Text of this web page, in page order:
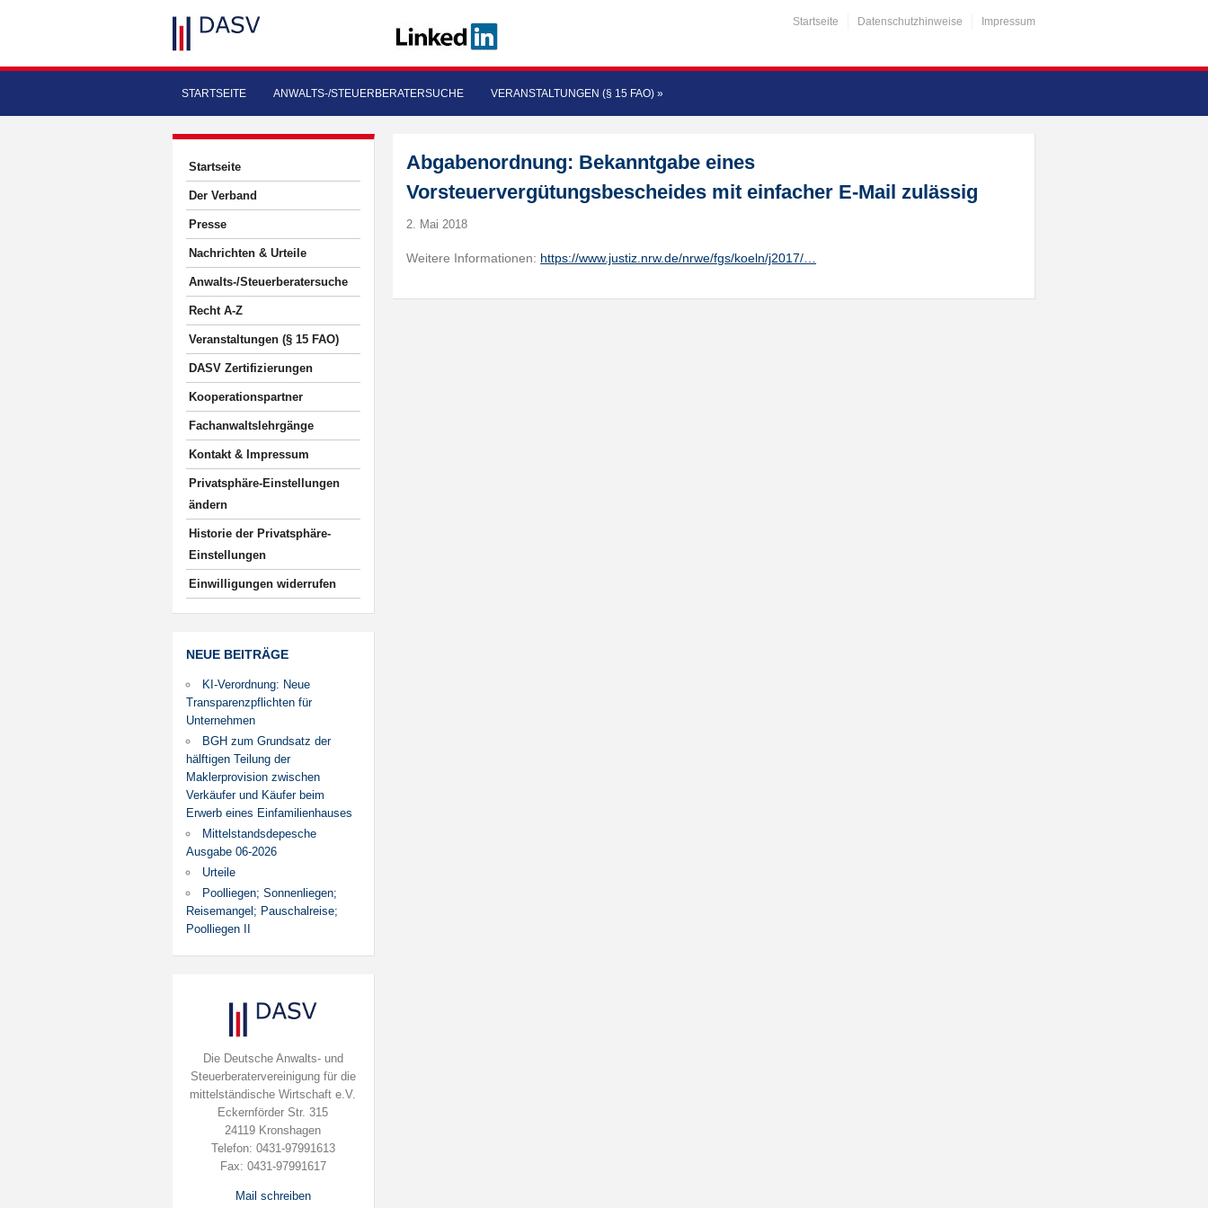
Startseite Datenschutzhinweise Impressum
STARTSEITE ANWALTS-/STEUERBERATERSUCHE VERANSTALTUNGEN (§ 15 FAO) »
Startseite
Der Verband
Presse
Nachrichten & Urteile
Anwalts-/Steuerberatersuche
Recht A-Z
Veranstaltungen (§ 15 FAO)
DASV Zertifizierungen
Kooperationspartner
Fachanwaltslehrgänge
Kontakt & Impressum
Privatsphäre-Einstellungen
ändern
Historie der Privatsphäre-
Einstellungen
Einwilligungen widerrufen
NEUE BEITRÄGE
KI-Verordnung: Neue
Transparenzpflichten für
Unternehmen
BGH zum Grundsatz der
hälftigen Teilung der
Maklerprovision zwischen
Verkäufer und Käufer beim
Erwerb eines Einfamilienhauses
Mittelstandsdepesche
Ausgabe 06-2026
Urteile
Poolliegen; Sonnenliegen;
Reisemangel; Pauschalreise;
Poolliegen II
Die Deutsche Anwalts- und
Steuerberatervereinigung für die
mittelständische Wirtschaft e.V.
Eckernförder Str. 315
24119 Kronshagen
Telefon: 0431-97991613
Fax: 0431-97991617
Mail schreiben
Abgabenordnung: Bekanntgabe eines
Vorsteuervergütungsbescheides mit einfacher E-Mail zulässig
2. Mai 2018
Weitere Informationen: https://www.justiz.nrw.de/nrwe/fgs/koeln/j2017/…